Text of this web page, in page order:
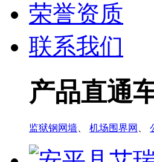
荣誉资质
联系我们
产品直通
监狱钢网墙 机场围界网